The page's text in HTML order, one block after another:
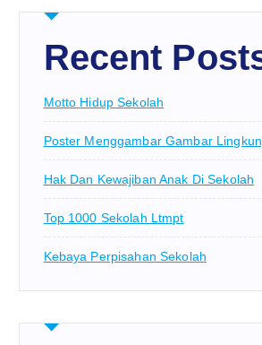
Recent
Motto Hidup Sekolah
Poster Menggambar Gambar
Hak Dan Kewajiban Anak Di Sekolah
Top 1000 Sekolah Ltmpt
Kebaya Perpisahan Sekolah